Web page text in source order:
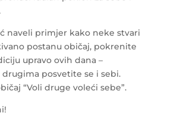
naveli primjer kako neke stvari
postanu običaj, pokrenite
upravo ovih dana –
drugima posvetite se i sebi.
“Voli druge voleći sebe”.